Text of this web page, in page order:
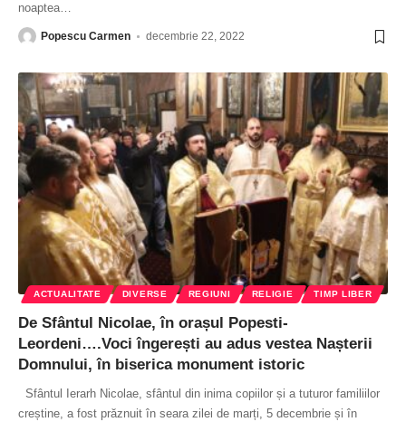
noaptea…
Popescu Carmen decembrie 22, 2022
ACTUALITATE DIVERSE REGIUNI RELIGIE TIMP LIBER
De Sfântul Nicolae, în orașul Popesti-
Leordeni….Voci îngerești au adus vestea Nașterii
Domnului, în biserica monument istoric
Sfântul Ierarh Nicolae, sfântul din inima copiilor și a tuturor familiilor
creștine, a fost prăznuit în seara zilei de marți, 5 decembrie și în